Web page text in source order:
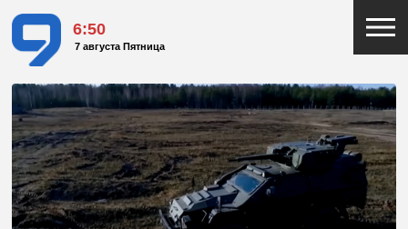
6:50
7 августа Пятница